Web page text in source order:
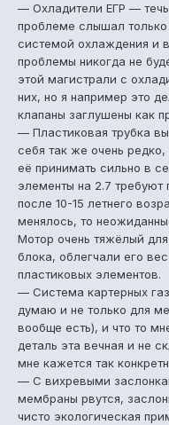
— Охладители ЕГР — течь
проблеме слышал только
системой охлаждения и
проблемы никогда не
этой магистрали с
них, но я например это
клапаны заглушены как
— Пластиковая трубка
себя так же очень
её принимать сильно в
элементы на 2.7 требуют
после 10-15 летнего
менялось, то
Мотор очень тяжёлый
блока, облегчали его
пластиковых элементов.
— Система картерных
думаю и не только для
вообще есть), и что то
деталь эта вечная и не
мне кажется так
— С вихревыми
мембраны рвутся,
чисто экологическая